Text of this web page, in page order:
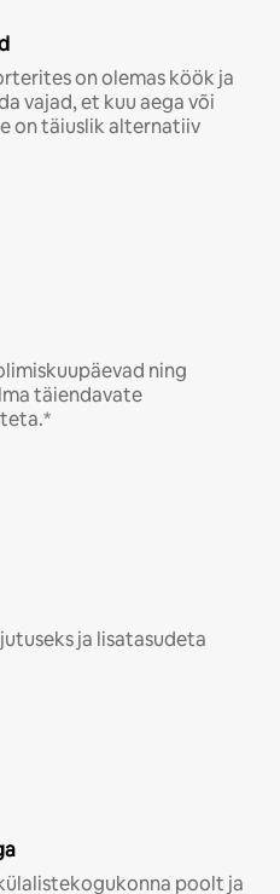
on olemas köök ja
vajad, et kuu aega või
on täiuslik alternatiiv
ning
täiendavate
ja lisatasudeta
poolt ja